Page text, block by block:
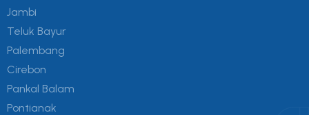
Jambi
Teluk Bayur
Palembang
Cirebon
Pankal Balam
Pontianak